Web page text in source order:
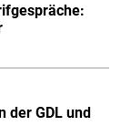
der GDL und